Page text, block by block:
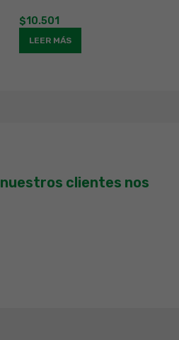
$10.501
LEER MÁS
nuestros clientes nos